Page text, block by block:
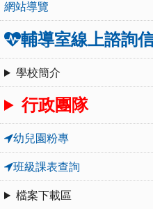
網站導覽
輔導室線上諮詢
學校簡介
行政團隊
幼兒園粉專
班級課表查詢
檔案下載區